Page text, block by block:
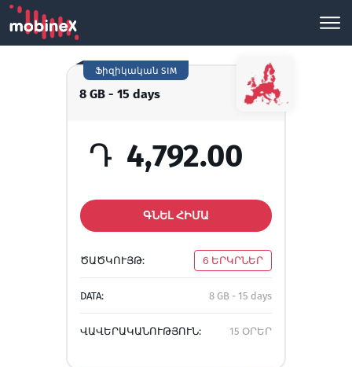
8 GB - 15 days
Ֆիզիկական SIM
Դ 4,792.00
ԳՆԵԼ ՀԻՄԱ
ԾԱԾԿՈՒՅԹ: 6 ԵՐԿՐՆԵՐ
DATA: 8 GB - 15 days
ՎԱՎԵՐԱԿԱՆՈՒԹՅՈՒՆ: 15 ՕՐԵՐ